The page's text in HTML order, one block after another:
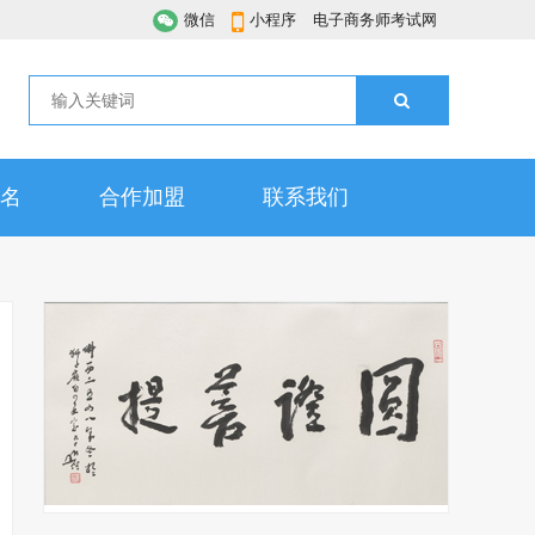
微信 小程序 电子商务师考试网
合作加盟 联系我们